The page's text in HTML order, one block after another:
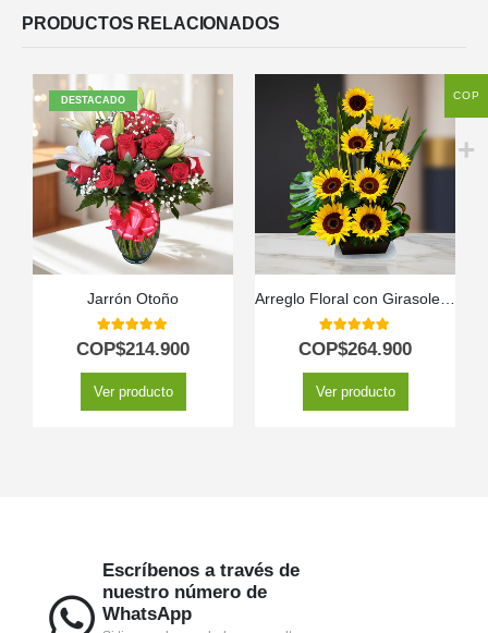
PRODUCTOS RELACIONADOS
DESTACADO
Jarrón Otoño
5.00out of 5
COP$214.900
Ver producto
Arreglo Floral con Girasoles Bengala
5.00out of 5
COP$264.900
Ver producto
Escríbenos a través de
nuestro número de
WhatsApp
COP